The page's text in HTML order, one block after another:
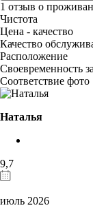
1 отзыв о
Чистота
Цена - качество
Качество
Расположение
Своевременность
Соответствие фото
Наталья
9,7
июль 2026